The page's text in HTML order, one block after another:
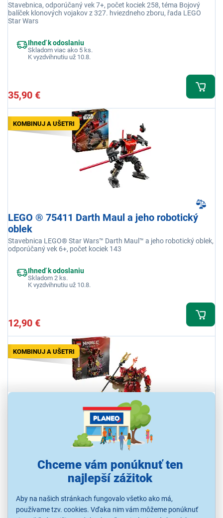
Chceme vám ponúknuť ten
najlepší zážitok
Aby na našich stránkach fungovalo všetko ako má,
používame tzv. cookies. Vďaka nim vám môžeme ponúknuť
Stavebnica, odporúčaný vek 7+, počet kociek 258, téma Bojový
balíček klonových vojakov z 327. hviezdneho zboru, řada LEGO
Star Wars
Ihneď k odoslaniu
Skladom viac ako 5 ks.
K vyzdvihnutiu už 10.8.
35,90 €
KOMBINUJ A UŠETRI
LEGO ® 75411 Darth Maul a jeho robotický
oblek
Stavebnica LEGO® Star Wars™ Darth Maul™ a jeho robotický oblek,
odporúčaný vek 6+, počet kociek 143
Ihneď k odoslaniu
Skladom 2 ks.
K vyzdvihnutiu už 10.8.
12,90 €
KOMBINUJ A UŠETRI
LEGO ® 71846 Robot Ohnivého rytiera
Stavebnica LEGO® NINJAGO® Robot Ohnivého rytiera,
odporúčaný vek 14+, počet kociek 996
Ihneď k odoslaniu
Skladom 3 ks.
K vyzdvihnutiu už 10.8.